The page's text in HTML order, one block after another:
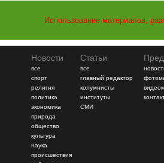
Использование материалов,
Новости
все
спорт
религия
политика
экономика
природа
общество
культура
наука
происшествия
Статьи
все
главный редактор
колумнисты
институты
СМИ